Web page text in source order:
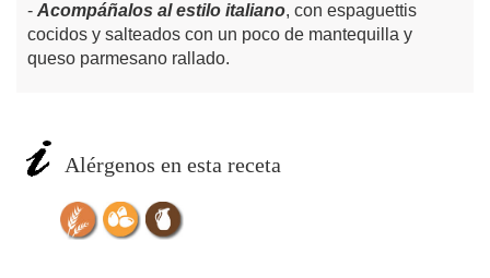
Acompáñalos al estilo italiano, con espaguettis
cocidos y salteados con un poco de mantequilla y
queso parmesano rallado.
Alérgenos en esta receta